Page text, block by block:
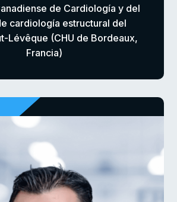
de Cardiología y del
cardiología estructural del
Lévêque (CHU de Bordeaux,
Francia)